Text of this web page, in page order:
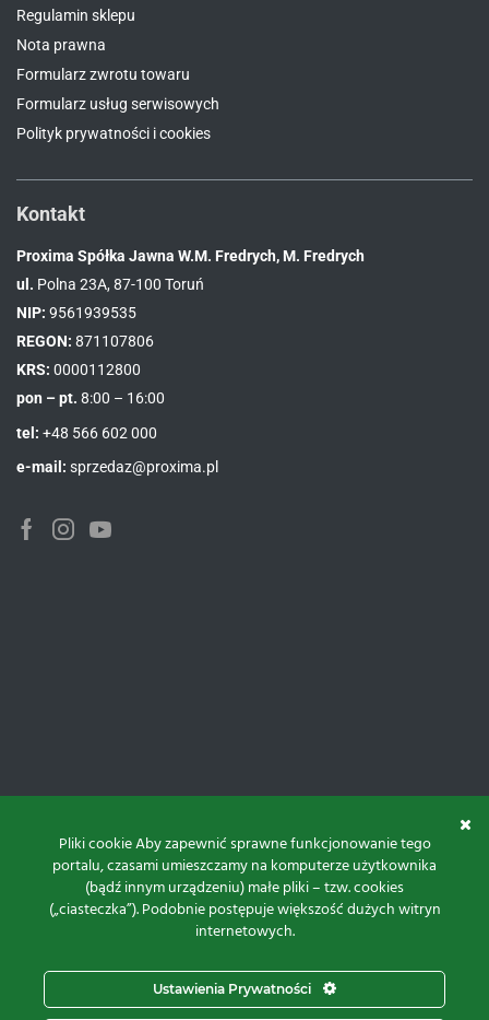
Regulamin sklepu
Nota prawna
Formularz zwrotu towaru
Formularz usług serwisowych
Polityk prywatności i cookies
Kontakt
Proxima Spółka Jawna W.M. Fredrych, M. Fredrych
ul. Polna 23A, 87-100 Toruń
NIP: 9561939535
REGON: 871107806
KRS: 0000112800
pon – pt. 8:00 – 16:00
tel: +48 566 602 000
e-mail: sprzedaz@proxima.pl
FacebookInstagramYoutube
Projekt i realizacja:
Pliki cookie Aby zapewnić sprawne funkcjonowanie tego
portalu, czasami umieszczamy na komputerze użytkownika
(bądź innym urządzeniu) małe pliki – tzw. cookies
(„ciasteczka”). Podobnie postępuje większość dużych witryn
internetowych.
Ustawienia Prywatności